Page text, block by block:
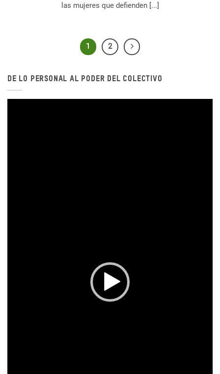
las mujeres que defienden [...]
1 2
DE LO PERSONAL AL PODER DEL COLECTIVO